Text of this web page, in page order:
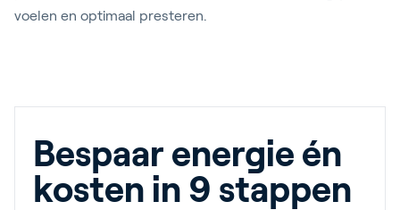
voelen en optimaal presteren.
Bespaar energie én
kosten in 9 stappen